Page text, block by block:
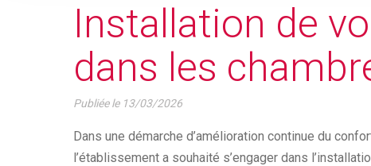
Installation de
dans les
Publiée le 13/03/2026
Dans une démarche d’amélioration continue du
l’établissement a souhaité s’engager dans